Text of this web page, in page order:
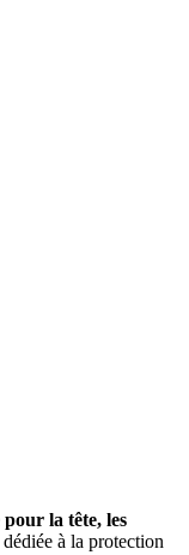
la tête, les
à la protection